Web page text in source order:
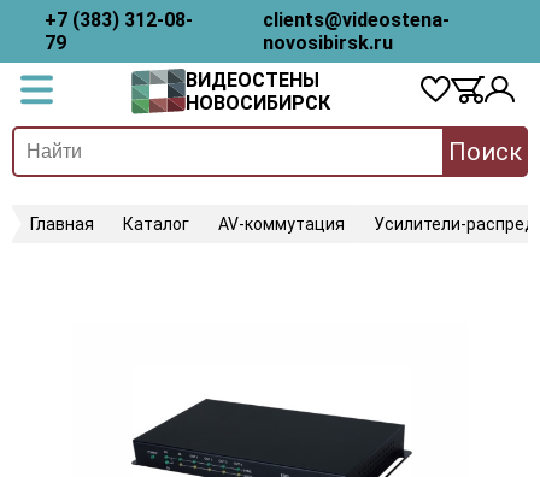
+7 (383) 312-08-
79
clients@videostena-
novosibirsk.ru
ВИДЕОСТЕНЫ
НОВОСИБИРСК
Поиск
Главная Каталог AV-коммутация Усилители-